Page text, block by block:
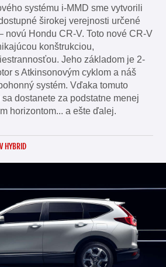
systému i-MMD sme vytvorili
širokej verejnosti určené
novú Hondu CR-V. Toto nové CR-V
konštrukciou,
Jeho základom je 2-
s Atkinsonovým cyklom a náš
systém. Vďaka tomuto
dostanete za podstatne menej
horizontom... a ešte ďalej.
HYBRID